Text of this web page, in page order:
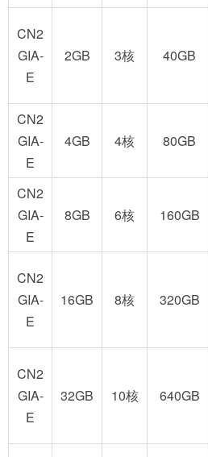
CN2
GIA-
E
2GB 3核 40GB
CN2
GIA-
E
4GB 4核 80GB
CN2
GIA-
E
8GB 6核 160GB
CN2
GIA-
E
16GB 8核 320GB
CN2
GIA-
E
32GB 10核 640GB